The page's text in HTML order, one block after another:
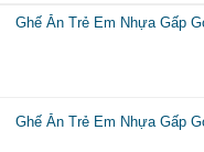
Ghế Ăn Trẻ Em Nhựa Gấp
Ghế Ăn Trẻ Em Nhựa Gấp